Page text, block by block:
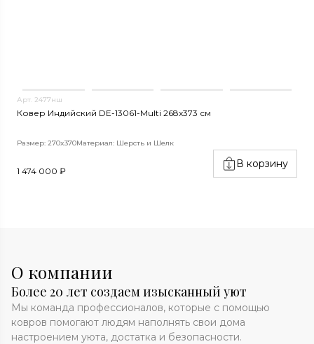
Арт. 2477нш
Ковер Индийский DE-13061-Multi 268x373 см
Размер: 270x370Материал: Шерсть и Шелк
1 474 000 ₽
В корзину
О компании
Более 20 лет создаем изысканный уют
Мы команда профессионалов, которые с помощью
ковров помогают людям наполнять свои дома
настроением уюта, достатка и безопасности.